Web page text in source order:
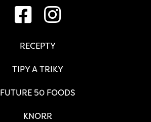
RECEPTY
TIPY A TRIKY
FUTURE 50 FOODS
KNORR